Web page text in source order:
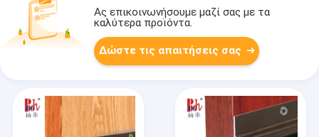
Ας επικοινωνήσουμε μαζί σας με τα
καλύτερα προϊόντα.
Δώστε τις απαιτήσεις σας